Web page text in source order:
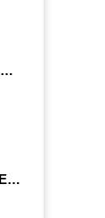
I4M despedida 4º de la ESO
I4F Despedida 4º de la ESO